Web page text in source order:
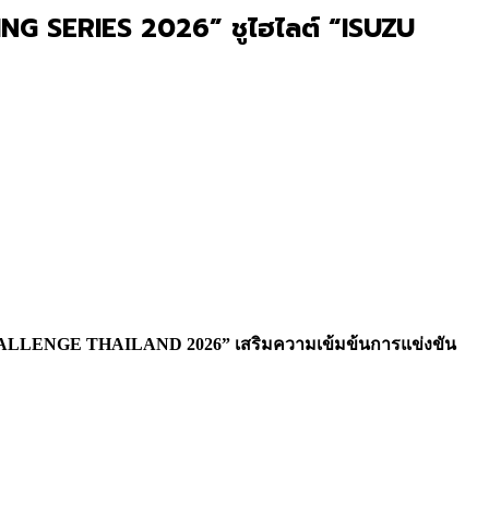
SERIES 2026” ชูไฮไลต์ “ISUZU
THAILAND 2026” เสริมความเข้มข้นการแข่งขัน